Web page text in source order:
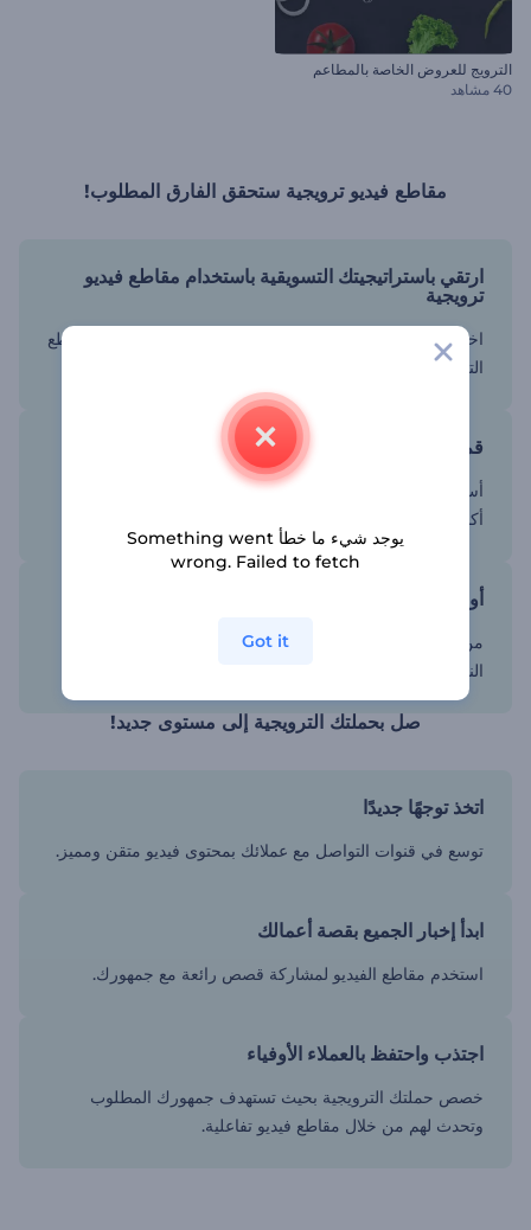
الترويج للعروض الخاصة بالمطاعم
40 مشاهد
مقاطع فيديو ترويجية ستحقق الفارق المطلوب!
ارتقي باستراتيجيتك التسويقية باستخدام مقاطع فيديو
ترويجية
اختر من مجموعة كبيرة من النماذج الترويجية تتراوح من المقاطع
التوضيحية إلى الخطوط المتحركة وعروض الشرائح.
قم بزيادة مبيعاتك وجمهورك على موقعك الإلكتروني
أسس حملات تسويق قوية بالفيديو وكن مستعدًا للترحيب بعدد
أكبر من الناس على منصتك.
أوصل الرسائل الأساسية عن طريق الفيديو
من الأفضل توصيل واستلام الرسائل عند الجمع بين المحتوى
النصي والصوتي والمرئي.
صل بحملتك الترويجية إلى مستوى جديد!
اتخذ توجهًا جديدًا
توسع في قنوات التواصل مع عملائك بمحتوى فيديو متقن ومميز.
ابدأ إخبار الجميع بقصة أعمالك
استخدم مقاطع الفيديو لمشاركة قصص رائعة مع جمهورك.
اجتذب واحتفظ بالعملاء الأوفياء
خصص حملتك الترويجية بحيث تستهدف جمهورك المطلوب
وتحدث لهم من خلال مقاطع فيديو تفاعلية.
يوجد شيء ما خطأ Something went
wrong. Failed to fetch
Got it